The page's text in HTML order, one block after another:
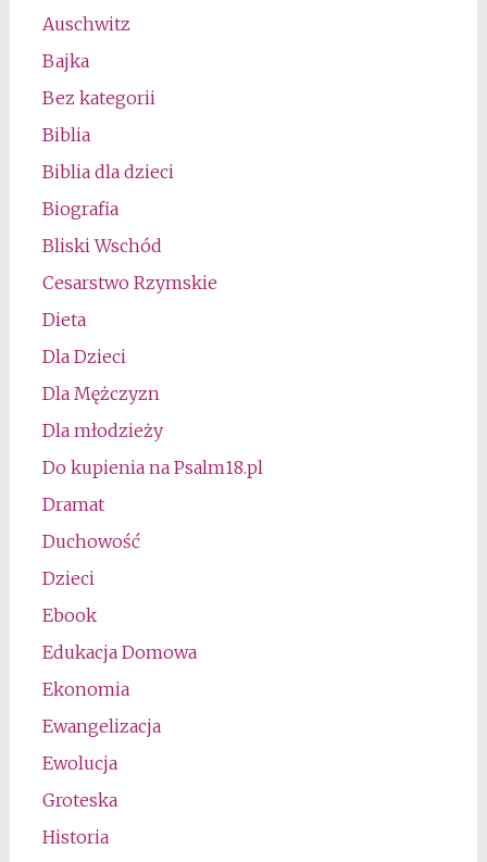
Auschwitz
Bajka
Bez kategorii
Biblia
Biblia dla dzieci
Biografia
Bliski Wschód
Cesarstwo Rzymskie
Dieta
Dla Dzieci
Dla Mężczyzn
Dla młodzieży
Do kupienia na Psalm18.pl
Dramat
Duchowość
Dzieci
Ebook
Edukacja Domowa
Ekonomia
Ewangelizacja
Ewolucja
Groteska
Historia